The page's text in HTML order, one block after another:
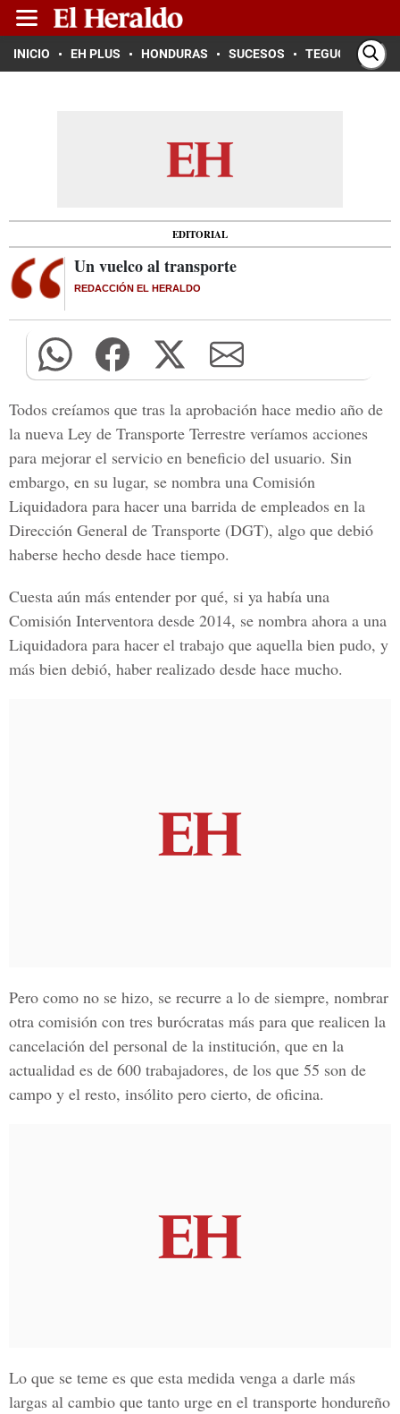
INICIO EH PLUS HONDURAS SUCESOS TEGUCIGALPA
EDITORIAL
Un vuelco al transporte
REDACCIÓN EL HERALDO
Todos creíamos que tras la aprobación hace medio año de
la nueva Ley de Transporte Terrestre veríamos acciones
para mejorar el servicio en beneficio del usuario. Sin
embargo, en su lugar, se nombra una Comisión
Liquidadora para hacer una barrida de empleados en la
Dirección General de Transporte (DGT), algo que debió
haberse hecho desde hace tiempo.
Cuesta aún más entender por qué, si ya había una
Comisión Interventora desde 2014, se nombra ahora a una
Liquidadora para hacer el trabajo que aquella bien pudo, y
más bien debió, haber realizado desde hace mucho.
Pero como no se hizo, se recurre a lo de siempre, nombrar
otra comisión con tres burócratas más para que realicen la
cancelación del personal de la institución, que en la
actualidad es de 600 trabajadores, de los que 55 son de
campo y el resto, insólito pero cierto, de oficina.
Lo que se teme es que esta medida venga a darle más
largas al cambio que tanto urge en el transporte hondureño